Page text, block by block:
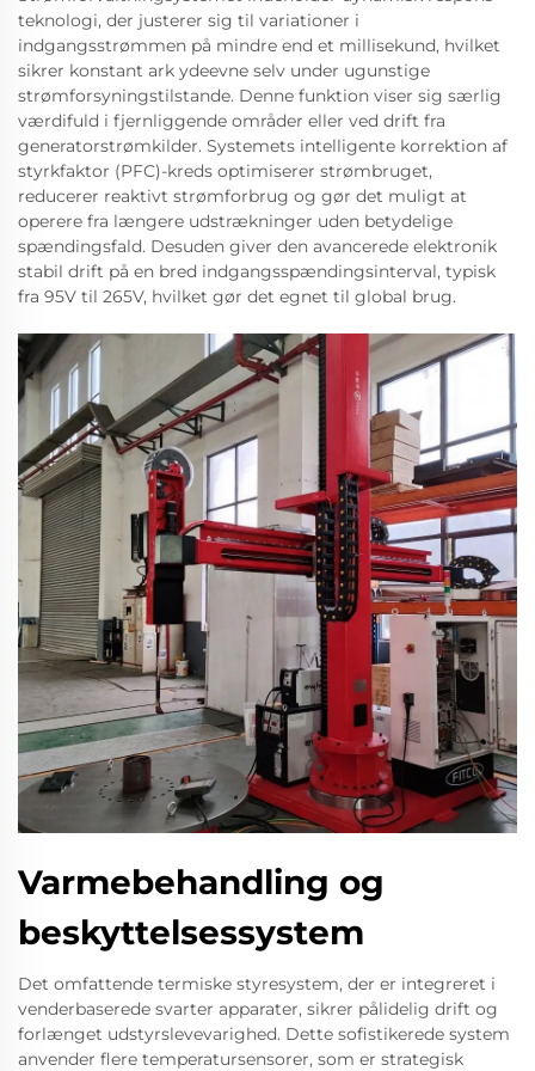
teknologi, der justerer sig til variationer i
indgangsstrømmen på mindre end et millisekund, hvilket
sikrer konstant ark ydeevne selv under ugunstige
strømforsyningstilstande. Denne funktion viser sig særlig
værdifuld i fjernliggende områder eller ved drift fra
generatorstrømkilder. Systemets intelligente korrektion af
styrkfaktor (PFC)-kreds optimiserer strømbruget,
reducerer reaktivt strømforbrug og gør det muligt at
operere fra længere udstrækninger uden betydelige
spændingsfald. Desuden giver den avancerede elektronik
stabil drift på en bred indgangsspændingsinterval, typisk
fra 95V til 265V, hvilket gør det egnet til global brug.
Varmebehandling og
beskyttelsessystem
Det omfattende termiske styresystem, der er integreret i
venderbaserede svarter apparater, sikrer pålidelig drift og
forlænget udstyrslevevarighed. Dette sofistikerede system
anvender flere temperatursensorer, som er strategisk